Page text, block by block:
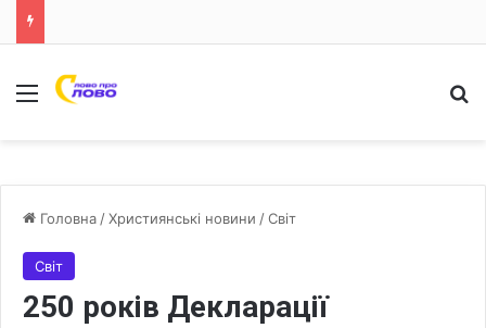
Меню
Головна /Християнські новини /Світ
Світ
250 років Декларації